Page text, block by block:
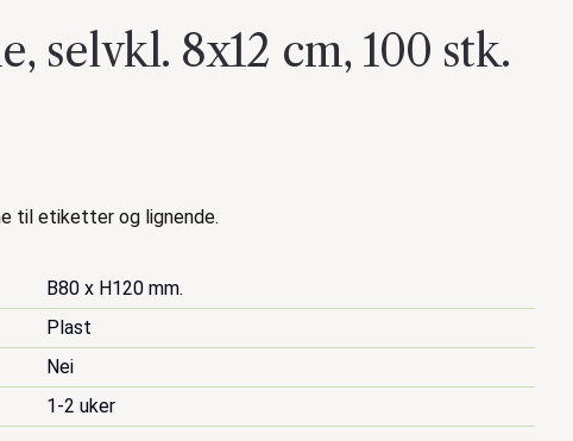
selvkl. 8x12 cm, 100 stk.
til etiketter og lignende.
B80 x H120 mm.
Plast
Nei
1-2 uker